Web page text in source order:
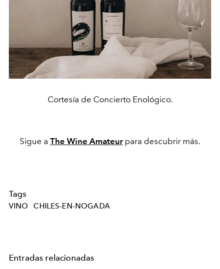
Cortesía de Concierto Enológico.
Sigue a The Wine Amateur para descubrir más.
Tags
VINO CHILES-EN-NOGADA
Entradas relacionadas